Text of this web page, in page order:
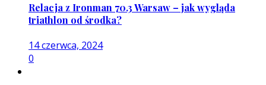
Relacja z Ironman 70.3 Warsaw – jak wygląda
triathlon od środka?
14 czerwca, 2024
0